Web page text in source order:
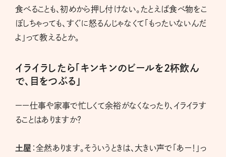
食べることも、初めから押し付けない。たとえば食べ物をこ
ぼしちゃっても、すぐに怒るんじゃなくて「もったいないんだ
よ」って教えるとか。
イライラしたら「キンキンのビールを2杯飲ん
で、目をつぶる」
ーー仕事や家事で忙しくて余裕がなくなったり、イライラす
ることはありますか？
土屋 ：全然あります。そういうときは、大きい声で「あー！」っ